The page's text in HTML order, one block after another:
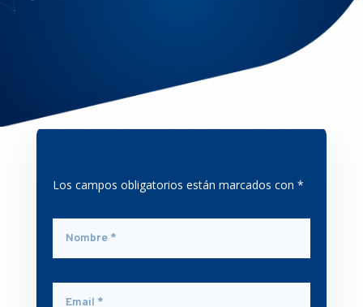
Los campos obligatorios están marcados con *